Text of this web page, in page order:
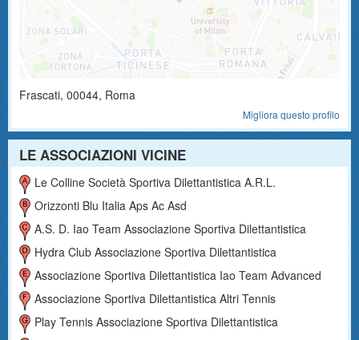
Frascati, 00044, Roma
Migliora questo profilo
LE ASSOCIAZIONI VICINE
Le Colline Società Sportiva Dilettantistica A.r.l.
Orizzonti Blu Italia Aps Ac Asd
A.s. D. Iao Team Associazione Sportiva Dilettantistica
Hydra Club Associazione Sportiva Dilettantistica
Associazione Sportiva Dilettantistica Iao Team Advanced
Associazione Sportiva Dilettantistica Altri Tennis
Play Tennis Associazione Sportiva Dilettantistica